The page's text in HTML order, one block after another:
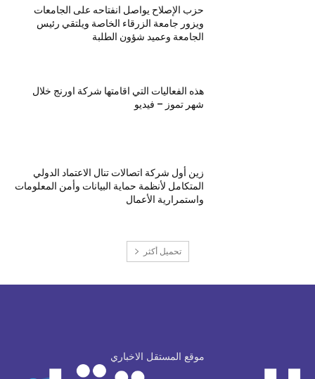
حزب الإصلاح يواصل انفتاحه على الجامعات
ويزور جامعة الزرقاء الخاصة ويلتقي رئيس
الجامعة وعميد شؤون الطلبة
هذه الفعاليات التي اقامتها شركة اورنج خلال
شهر تموز – فيديو
زين أول شركة اتصالات تنال الاعتماد الدولي
المتكامل لأنظمة حماية البيانات وأمن المعلومات
واستمرارية الأعمال
تحميل أكثر
موقع المستقل الاخباري